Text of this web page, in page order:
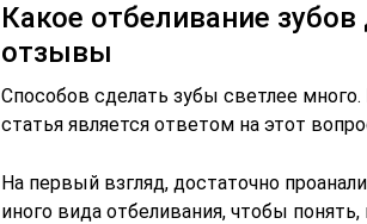
Какое отбеливание
отзывы
Способов сделать зубы светлее
статья является ответом на этот
На первый взгляд, достаточно
иного вида отбеливания, чтобы